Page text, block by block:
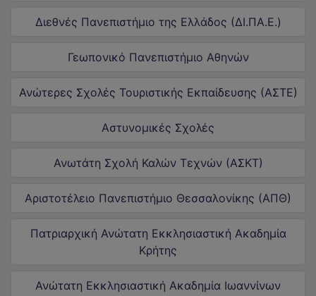
Διεθνές Πανεπιστήμιο της Ελλάδος (ΔΙ.ΠΑ.Ε.)
Γεωπονικό Πανεπιστήμιο Αθηνών
Ανώτερες Σχολές Τουριστικής Εκπαίδευσης (ΑΣΤΕ)
Αστυνομικές Σχολές
Ανωτάτη Σχολή Καλών Τεχνών (ΑΣΚΤ)
Αριστοτέλειο Πανεπιστήμιο Θεσσαλονίκης (ΑΠΘ)
Πατριαρχική Ανώτατη Εκκλησιαστική Ακαδημία
Κρήτης
Ανώτατη Εκκλησιαστική Ακαδημία Ιωαννίνων